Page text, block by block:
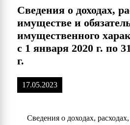
Сведения о доходах,
имуществе и
имущественного
с 1 января 2020 г. по
г.
17.05.2023
Сведения о доходах,